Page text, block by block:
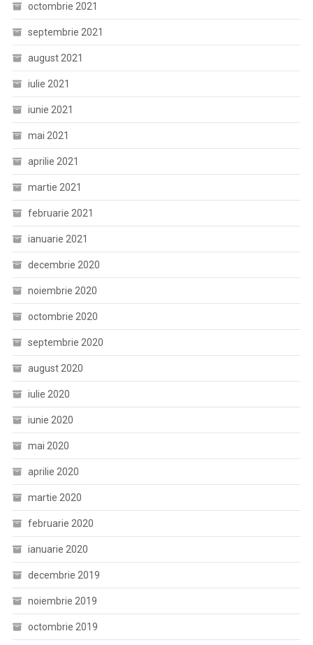
octombrie 2021
septembrie 2021
august 2021
iulie 2021
iunie 2021
mai 2021
aprilie 2021
martie 2021
februarie 2021
ianuarie 2021
decembrie 2020
noiembrie 2020
octombrie 2020
septembrie 2020
august 2020
iulie 2020
iunie 2020
mai 2020
aprilie 2020
martie 2020
februarie 2020
ianuarie 2020
decembrie 2019
noiembrie 2019
octombrie 2019